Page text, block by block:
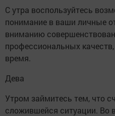
С утра воспользуйтесь
понимание в ваши личные
вниманию
профессиональных
время.
Дева
Утром займитесь тем, что
сложившейся ситуации. Во